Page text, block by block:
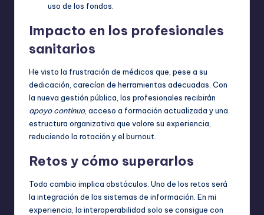
uso de los fondos.
Impacto en los profesionales
sanitarios
He visto la frustración de médicos que, pese a su
dedicación, carecían de herramientas adecuadas. Con
la nueva gestión pública, los profesionales recibirán
apoyo continuo, acceso a formación actualizada y una
estructura organizativa que valore su experiencia,
reduciendo la rotación y el burnout.
Retos y cómo superarlos
Todo cambio implica obstáculos. Uno de los retos será
la integración de los sistemas de información. En mi
experiencia, la interoperabilidad solo se consigue con